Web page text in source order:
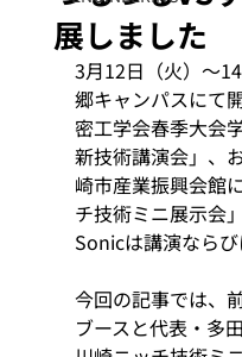
展しました
3月12日（火）～
郷キャンパスにて
密工学会春季大会
新技術講演会」、
崎市産業振興会館
チ技術ミニ展示会
Sonicは講演ならび
今回の記事では、
ブースと代表・多